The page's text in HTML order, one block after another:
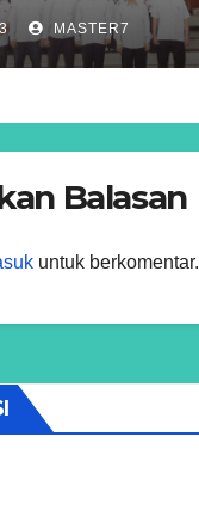
MASTER7
Balasan
untuk berkomentar.